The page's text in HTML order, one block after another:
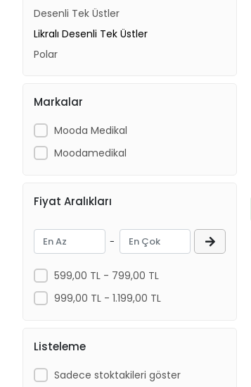
Desenli Tek Üstler
Likralı Desenli Tek Üstler
Polar
Markalar
Mooda Medikal
Moodamedikal
Fiyat Aralıkları
-
599,00 TL - 799,00 TL
999,00 TL - 1.199,00 TL
Listeleme
Sadece stoktakileri göster